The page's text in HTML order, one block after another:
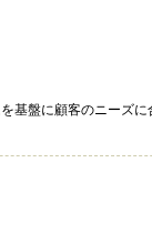
基盤に顧客のニーズに